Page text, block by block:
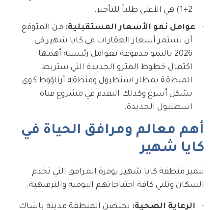
2+1) هي الأعلى طلباً للتأجير.
عوامل نمو الأسعار المستقبلية: من المتوقع
أن تستمر أسعار العقارات في كايا شهير في
2026 بالنمو مدفوعة بعوامل رئيسية أهمها
اكتمال خطوط المترو الجديدة التي ستربط
المنطقة بمطار اسنطبول ومنطقة أرناؤوط كوي
بشكل أسرع وكذلك التقدم في مشروع قناة
اسطنبول الجديدة.
أهم معالم ومرافق الحياة في
كايا شهير
تتميز منطقة كايا شهير بوفرة المرافق التي تخدم
السكان وتلبي كافة احتياجاتهم اليومية والترفيهية.
الرعاية الصحية: تحتضن المنطقة مدينة باشاك